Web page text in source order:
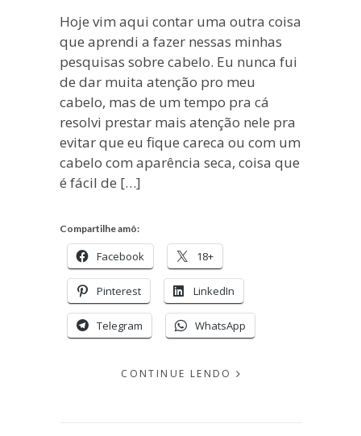
Hoje vim aqui contar uma outra coisa
que aprendi a fazer nessas minhas
pesquisas sobre cabelo. Eu nunca fui
de dar muita atenção pro meu
cabelo, mas de um tempo pra cá
resolvi prestar mais atenção nele pra
evitar que eu fique careca ou com um
cabelo com aparência seca, coisa que
é fácil de […]
Compartilhe amô:
Facebook 18+
Pinterest LinkedIn
Telegram WhatsApp
CONTINUE LENDO